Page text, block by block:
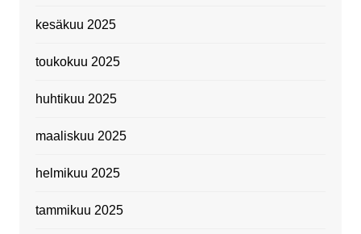
kesäkuu 2025
toukokuu 2025
huhtikuu 2025
maaliskuu 2025
helmikuu 2025
tammikuu 2025